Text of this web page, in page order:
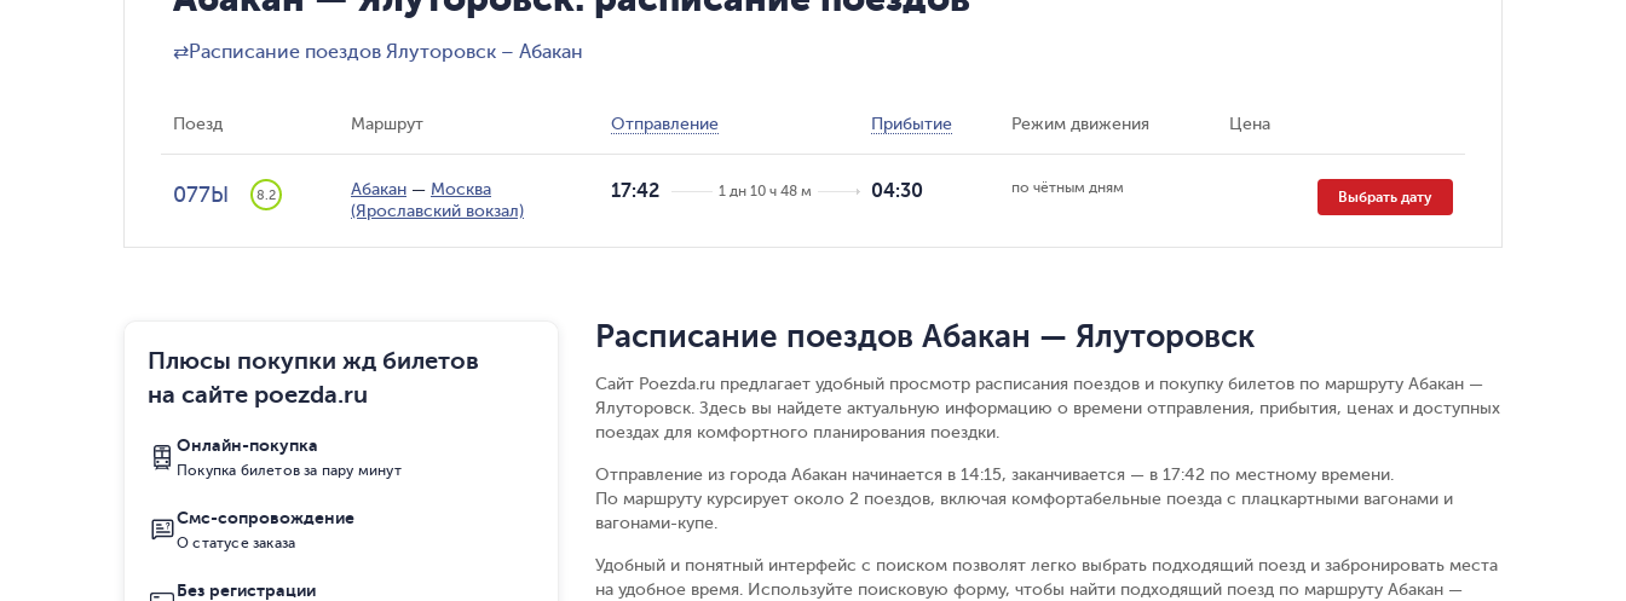
⇄Расписание поездов Ялуторовск – Абакан
Поезд Маршрут Отправление Прибытие Режим движения Цена
077Ы 8.2 Абакан — Москва
(Ярославский вокзал)
17:42 1 дн 10 ч 48 м 04:30 по чётным дням
Выбрать дату
Расписание поездов Абакан — Ялуторовск
Сайт Poezda.ru предлагает удобный просмотр расписания поездов и покупку билетов по маршруту Абакан —
Ялуторовск. Здесь вы найдете актуальную информацию о времени отправления, прибытия, ценах и доступных
поездах для комфортного планирования поездки.
Отправление из города Абакан начинается в 14:15, заканчивается — в 17:42 по местному времени.
По маршруту курсирует около 2 поездов, включая комфортабельные поезда с плацкартными вагонами и
вагонами-купе.
Удобный и понятный интерфейс с поиском позволят легко выбрать подходящий поезд и забронировать места
на удобное время. Используйте поисковую форму, чтобы найти подходящий поезд по маршруту Абакан —
Плюсы покупки жд билетов
на сайте poezda.ru
Онлайн-покупка
Покупка билетов за пару минут
Смс-сопровождение
О статусе заказа
Без регистрации